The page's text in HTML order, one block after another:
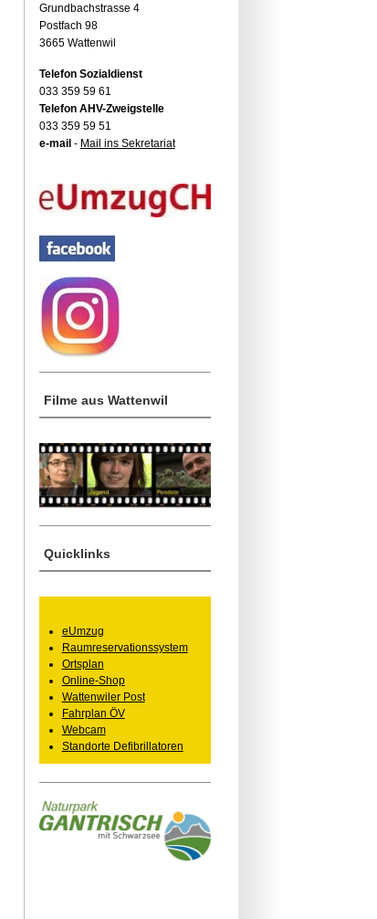
Grundbachstrasse 4
Postfach 98
3665 Wattenwil
Telefon Sozialdienst
033 359 59 61
Telefon AHV-Zweigstelle
033 359 59 51
e-mail - Mail ins Sekretariat
Filme aus Wattenwil
Quicklinks
eUmzug
Raumreservationssystem
Ortsplan
Online-Shop
Wattenwiler Post
Fahrplan ÖV
Webcam
Standorte Defibrillatoren